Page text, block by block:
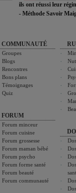
ils ont réussi leur
- Méthode Savoir
COMMUNAUTÉ
Groupes
Blogs
Rencontres
Bons plans
Témoignages
Quiz
FORUM
Forum minceur
Forum cuisine
Forum grossesse
Forum maman bébé
Forum psycho
Forum forme santé
Forum beauté
Forum communauté